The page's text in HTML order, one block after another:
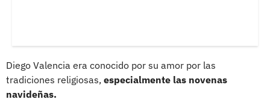
Diego Valencia era conocido por su amor por las
tradiciones religiosas, especialmente las novenas
navideñas.